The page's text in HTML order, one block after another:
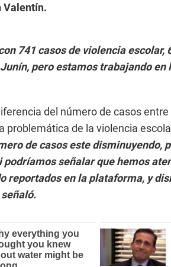
Valentín.
741 casos de violencia escolar,
pero estamos trabajando en
del número de casos entre
problemática de la violencia
de casos este disminuyendo,
señalar que hemos
reportados en la plataforma, y